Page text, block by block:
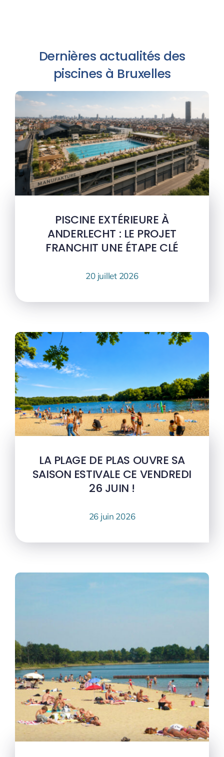
Dernières actualités des
piscines à Bruxelles
PISCINE EXTÉRIEURE À
ANDERLECHT : LE PROJET
FRANCHIT UNE ÉTAPE CLÉ
20 juillet 2026
LA PLAGE DE PLAS OUVRE SA
SAISON ESTIVALE CE VENDREDI
26 JUIN !
26 juin 2026